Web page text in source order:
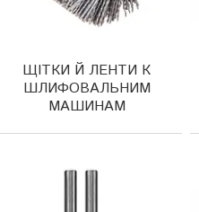
ЩІТКИ Й ЛЕНТИ К
ШЛИФОВАЛЬНИМ
МАШИНАМ